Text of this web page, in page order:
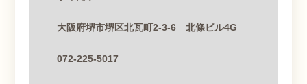
大阪府堺市堺区北瓦町2-3-6 北條ビル4G
072-225-5017